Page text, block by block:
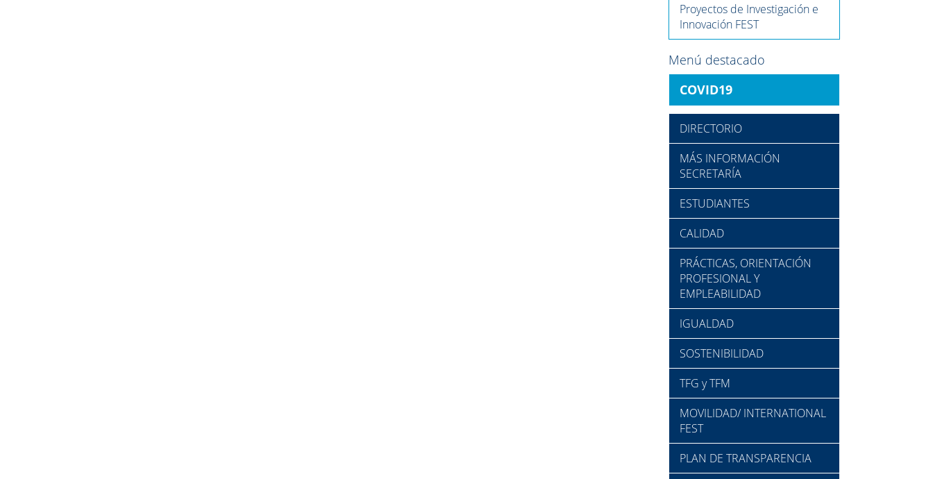
Proyectos de Investigación e
Innovación FEST
Menú destacado
COVID19
DIRECTORIO
MÁS INFORMACIÓN
SECRETARÍA
ESTUDIANTES
CALIDAD
PRÁCTICAS, ORIENTACIÓN
PROFESIONAL Y
EMPLEABILIDAD
IGUALDAD
SOSTENIBILIDAD
TFG y TFM
MOVILIDAD/ INTERNATIONAL
FEST
PLAN DE TRANSPARENCIA